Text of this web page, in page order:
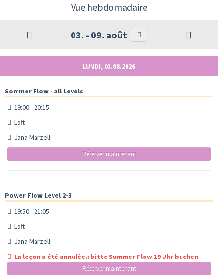
Vue hebdomadaire
03. - 09. août
LUNDI, 03.08.2026
Sommer Flow - all Levels
19:00 - 20:15
Loft
Jana Marzell
Réserver maintenant
Power Flow Level 2-3
19:50 - 21:05
Loft
Jana Marzell
La leçon a été annulée.: bitte Summer Flow 19 Uhr buchen
Réserver maintenant